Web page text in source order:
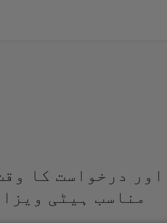
درخواست کا
مناسب ہیٹی ویزا